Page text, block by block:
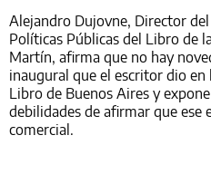
Alejandro Dujovne, Director
Políticas Públicas del Libro de
Martín, afirma que no hay
inaugural que el escritor dio en
Libro de Buenos Aires y
debilidades de afirmar que ese
comercial.